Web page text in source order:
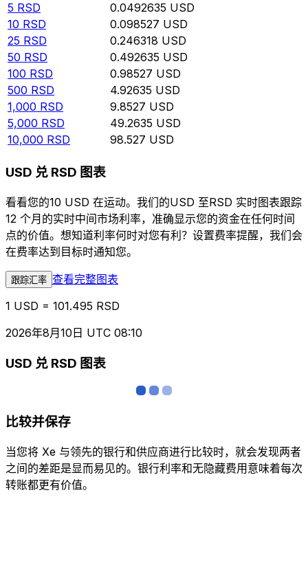
5 RSD 0.0492635 USD
10 RSD 0.098527 USD
25 RSD 0.246318 USD
50 RSD 0.492635 USD
100 RSD 0.98527 USD
500 RSD 4.92635 USD
1,000 RSD 9.8527 USD
5,000 RSD 49.2635 USD
10,000 RSD 98.527 USD
USD 兑 RSD 图表
看看您的10 USD 在运动。我们的USD 至RSD 实时图表跟踪
12 个月的实时中间市场利率，准确显示您的资金在任何时间
点的价值。想知道利率何时对您有利？设置费率提醒，我们会
在费率达到目标时通知您。
跟踪汇率 查看完整图表
1 USD = 101.495 RSD
2026年8月10日 UTC 08:10
USD 兑 RSD 图表
比较并保存
当您将 Xe 与领先的银行和供应商进行比较时，就会发现两者
之间的差距是显而易见的。银行利率和无隐藏费用意味着每次
转账都更有价值。